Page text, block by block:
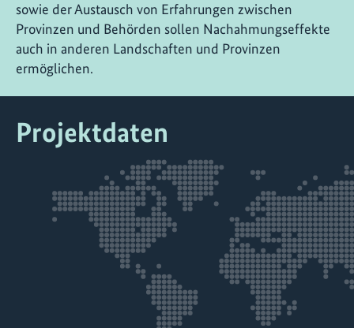
sowie der Austausch von Erfahrungen zwischen
Provinzen und Behörden sollen Nachahmungseffekte
auch in anderen Landschaften und Provinzen
ermöglichen.
Projektdaten